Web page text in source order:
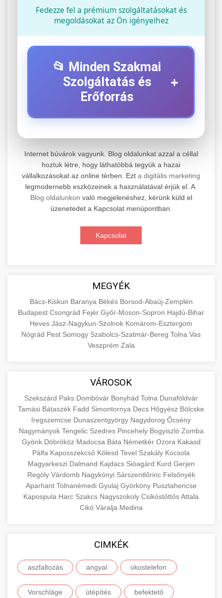
Fedezze fel a prémium szolgáltatásokat és
megoldásokat az Ön igényeihez
📂 Minden Szakmai
Szolgáltatás és
Erőforrás
+
+
Professzionális elektromos roller javítási és
karbantartási szolgáltatások. Szakértő
technikusaink minőségi szervízt nyújtanak
minden jelentős márkához és modellhez.
Szervizközpont Látogatása
📊 2. Online Marketing
Ügynökség
+
beleértve a SEO-t, közösségi média kezelést és
digitális hirdetéseket. Növekedés elérése
aimarketingugynokseg.hu
digitális ügynökségi szolgáltatások
🛴 3. Legjobb Elektromos Roller
legjobb modelleket, funkciókat és árakat
megalapozott vásárlási döntéshez.
Legjobb Modellek Megtekintése
🔗 4. Prémium Linképítés
Magas minőségű backlink beszerzési
szolgáltatások webhelye autoritásának és
keresőmotoros rangsorolásának növeléséhez.
Csak fehér kalapú technikák.
minőségi backlink szolgáltatás
📦 5. Termékek és
Szolgáltatások
+
közgazdaságtanban és az üzleti életben.
kategóriákat.
en.wikipedia.org gazdasági koncepciók
Információk az EU finanszírozási
lehetőségeiről, pályázatokról és pénzügyi
támogatási programokról. Maradjon tájékozott
a vállalkozások és projektek számára elérhető
forrásokról.
kozter.com - EU-s pénzek
EU pályázati programok
🚀 7. SEO Ügynökség +
Szakértő keresőmotor-optimalizálási
szolgáltatások webhelye láthatóságának és
organikus forgalmának javításához. Technikai
SEO, tartalom optimalizálás és még sok más.
onlinemarketing101.biz
💎 8. Mellplasztika +
Professzionális mellnagyobbítási szolgáltatások
tapasztalt sebészekkel. Tudjon meg többet az
eljárásokról, a gyógyulásról és a konzultációs
lehetőségekről az esztétikai fejlesztéshez.
kozmetikai mellsebészet
✨ 9. Hasplasztika +
minősített plasztikai sebészekkel és átfogó
megjelenése frissítéséhez. Felső és alsó
szemhéjműtét tapasztalt kozmetikai
sebészekkel.
📈 11. Paciensek Számának
150%-os Növelése
Internet búvárok vagyunk. Blog oldalunkat azzal a céllal
hoztuk létre, hogy láthatóbbá tegyük a hazai
vállalkozásokat az online térben. Ezt a digitális marketing
legmodernebb eszközeinek a használatával érjük el. A
Blog oldalunkon való megjelenéshez, kérünk küld el
üzenetedet a Kapcsolat menüpontban.
Kapcsolat
MEGYÉK
Bács-Kiskun Baranya Békés Borsod-Abaúj-Zemplén
Budapest Csongrád Fejér Győr-Moson-Sopron Hajdú-Bihar
Heves Jász-Nagykun-Szolnok Komárom-Esztergom
Nógrád Pest Somogy Szabolcs-Szatmár-Bereg Tolna Vas
Veszprém Zala
VÁROSOK
Szekszárd Paks Dombóvár Bonyhád Tolna Dunaföldvár
Tamási Bátaszék Fadd Simontornya Decs Hőgyész Bölcske
Iregszemcse Dunaszentgyörgy Nagydorog Őcsény
Nagymányok Tengelic Szedres Pincehely Bogyiszló Zomba
Gyönk Döbrököz Madocsa Báta Németkér Ozora Kakasd
Pálfa Kaposszekcső Kölesd Tevel Szakály Kocsola
Magyarkeszi Dalmand Kajdacs Sióagárd Kurd Gerjen
Regöly Várdomb Nagykónyi Sárszentlőrinc Felsőnyék
Aparhant Tolnanémedi Gyulaj Györköny Pusztahencse
Kapospula Harc Szakcs Nagyszokoly CsikóstőttősAttala
Cikó Váralja Medina
CIMKÉK
aszfaltozás angyal okostelefon
Vorschläge útépítés befektető